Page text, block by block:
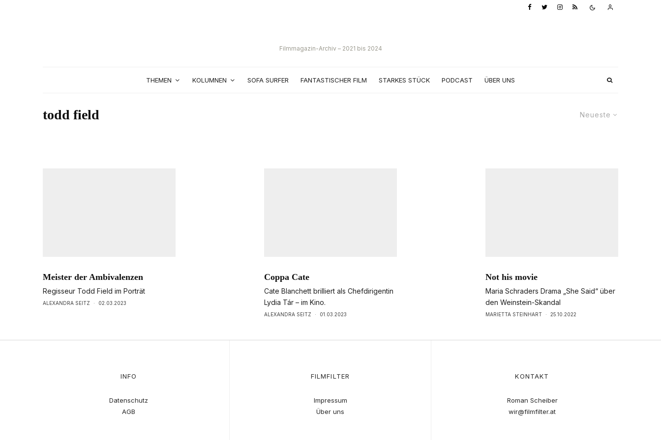
Filmmagazin-Archiv – 2021 bis 2024
THEMEN KOLUMNEN SOFA SURFER FANTASTISCHER FILM STARKES STÜCK PODCAST ÜBER UNS
Neueste
todd field
Meister der Ambivalenzen
Regisseur Todd Field im Porträt
ALEXANDRA SEITZ · 02.03.2023
Coppa Cate
Cate Blanchett brilliert als Chefdirigentin
Lydia Tár – im Kino.
ALEXANDRA SEITZ · 01.03.2023
Not his movie
Maria Schraders Drama „She Said“ über
den Weinstein-Skandal
MARIETTA STEINHART · 25.10.2022
INFO
Datenschutz
AGB
FILMFILTER
Impressum
Über uns
KONTAKT
Roman Scheiber
wir@filmfilter.at